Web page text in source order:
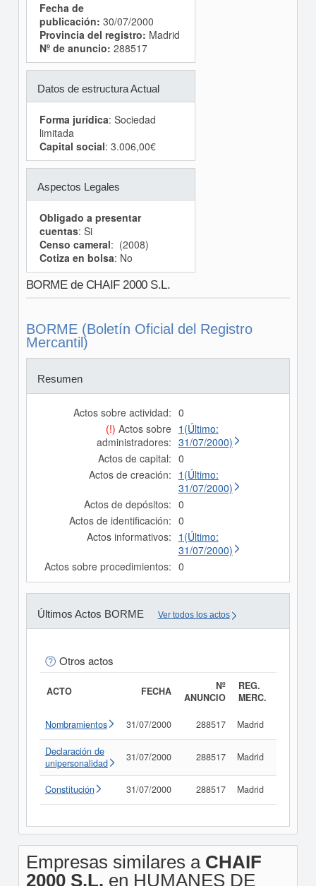
Fecha de
publicación: 30/07/2000
Provincia del registro: Madrid
Nº de anuncio: 288517
Datos de estructura Actual
Forma jurídica: Sociedad
limitada
Capital social: 3.006,00€
Aspectos Legales
Obligado a presentar
cuentas: Si
Censo cameral: (2008)
Cotiza en bolsa: No
BORME de CHAIF 2000 S.L.
BORME (Boletín Oficial del Registro
Mercantil)
Resumen
Actos sobre actividad: 0
(!) Actos sobre
administradores:
1(Último:
31/07/2000)
Actos de capital: 0
Actos de creación: 1(Último:
31/07/2000)
Actos de depósitos: 0
Actos de identificación: 0
Actos informativos: 1(Último:
31/07/2000)
Actos sobre procedimientos: 0
Últimos Actos BORME Ver todos los actos
Otros actos
ACTO FECHA
Nº
ANUNCIO
REG.
MERC.
Nombramientos 31/07/2000 288517 Madrid
Declaración de
unipersonalidad
31/07/2000 288517 Madrid
Constitución 31/07/2000 288517 Madrid
Empresas similares a CHAIF
2000 S.L. en HUMANES DE